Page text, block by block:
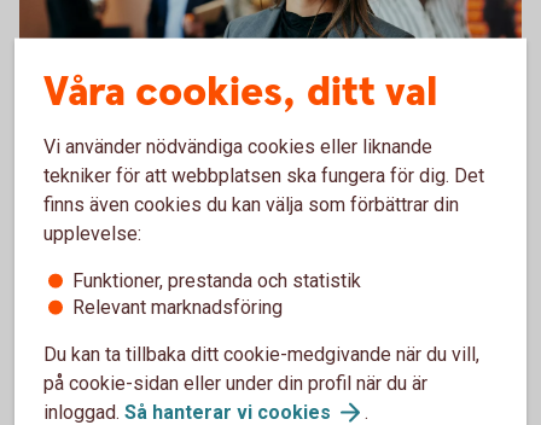
2209602279
Swedbanks Institut för
finansiell hälsa
guidar och utbildar om privatekonomi,
entreprenörskap och företagande i Sverige. Här
samlas bankens insatser för utbildning, analys,
donationer och forskningsstöd, med målet att skapa
så goda förutsättningar som möjligt för människor
Våra cookies, ditt val
Vi använder nödvändiga cookies eller liknande
tekniker för att webbplatsen ska fungera för dig. Det
finns även cookies du kan välja som förbättrar din
upplevelse:
Funktioner, prestanda och statistik
Relevant marknadsföring
Du kan ta tillbaka ditt cookie-medgivande när du vill,
på cookie-sidan eller under din profil när du är
inloggad. Så hanterar vi cookies .